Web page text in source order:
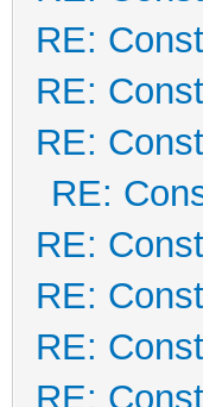
RE:
RE:
RE:
RE:
RE:
RE:
RE:
RE: